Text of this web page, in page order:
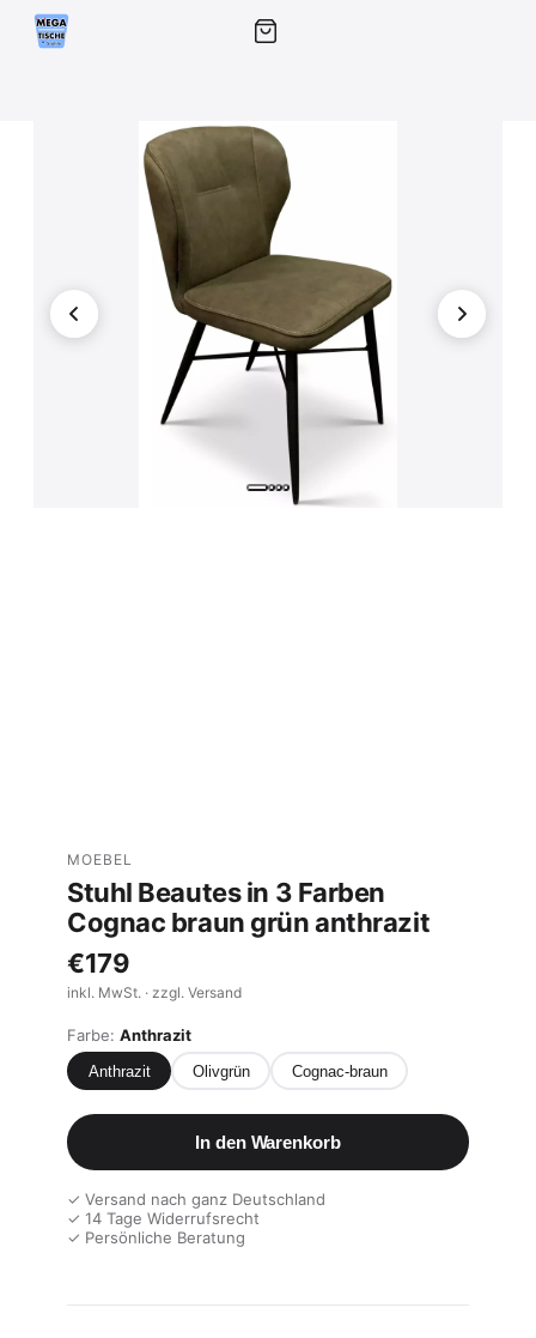
MOEBEL
Stuhl Beautes in 3 Farben
Cognac braun grün anthrazit
€179
inkl. MwSt. · zzgl. Versand
Farbe: Anthrazit
Anthrazit Olivgrün Cognac-braun
In den Warenkorb
✓ Versand nach ganz Deutschland
✓ 14 Tage Widerrufsrecht
✓ Persönliche Beratung